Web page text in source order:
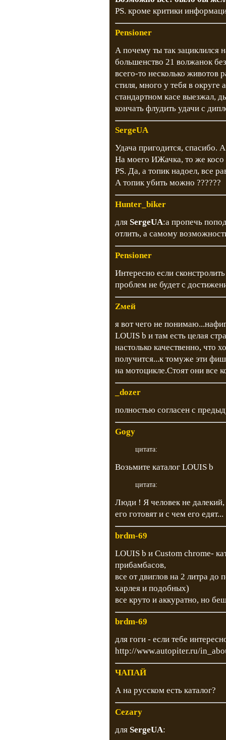
PS. кроме критики
Pensioner
А почему ты так зациклился
большенство 21 волжанок
всего-то несколько животов
стиля, много у тебя в
стандартном касе выезжал,
кончать флудить удачи с
SergeUA
Удача пригодится, спасибо.
На моего ИЖачка, то же косо
PS. Да, а топик надоел, все
А топик убить можно ??????
Hunter_biker
для SergeUA:а пропечь
отлить, а самому
Pensioner
Интересно если
проблем не будет с
Zмeй
я вот чего не
LOUIS b и там есть целая
настолько качественно, что
получится...к томуже эти
на мотоцикле.Стоят они все
_dozer
полностью согласен с
Gogy
цитата:
Возьмите каталог LOUIS b
цитата:
Люди ! Я человек не далекий,
его готовят и с чем его едят...
brdm-69
LOUIS b и Custom chrome-
прибамбасов,
все от двиглов на 2 литра до
харлея и подобных)
все круто и аккуратно, но
brdm-69
для гоги - если тебе
http://www.autopiter.ru/
ЧАПАЙ
А на русском есть каталог?
Cezary
для SergeUA: